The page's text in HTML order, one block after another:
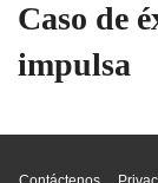
Caso de
impulsa